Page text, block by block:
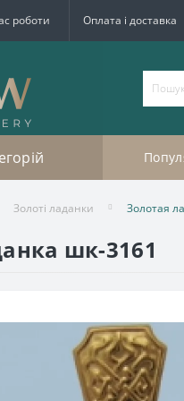
роботи Оплата і доставка
Золоті ладaнки Золотая
шк-3161